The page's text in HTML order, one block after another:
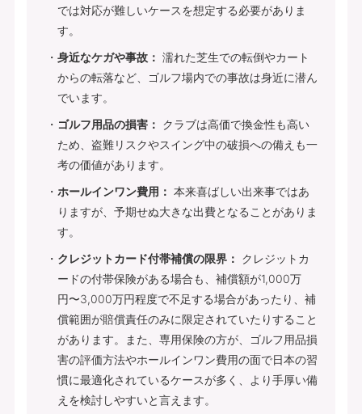
では対応が難しいケースを想定する必要がありま
す。
身近なケガや事故： 濡れた芝生での転倒やカート
からの転落など、ゴルフ場内での事故は身近に潜ん
でいます。
ゴルフ用品の損害： クラブは高価で換金性も高い
ため、盗難リスクやスイング中の破損への備えも一
考の価値があります。
ホールインワン費用： 本来喜ばしい出来事ではあ
りますが、予期せぬ大きな出費となることがありま
す。
クレジットカード付帯補償の限界： クレジットカ
ードの付帯保険がある場合も、補償額が1,000万
円〜3,000万円程度で不足する場合があったり、補
償範囲が賠償責任のみに限定されていたりすること
があります。また、専用保険の方が、ゴルフ用品損
害の評価方法やホールインワン費用の面で日本の習
慣に最適化されているケースが多く、より手厚い備
えを検討しやすいと言えます。